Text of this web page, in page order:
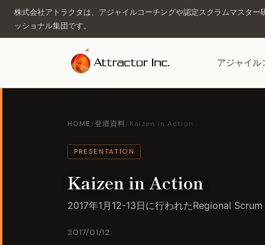
株式会社アトラクタは、アジャイルコーチングや認定スクラムマスター
ッショナル集団です。
アジャイル
HOME /登壇資料 / Kaizen in Action
PRESENTATION
Kaizen in Action
2017年1月12-13日に行われたRegional
2017/01/12